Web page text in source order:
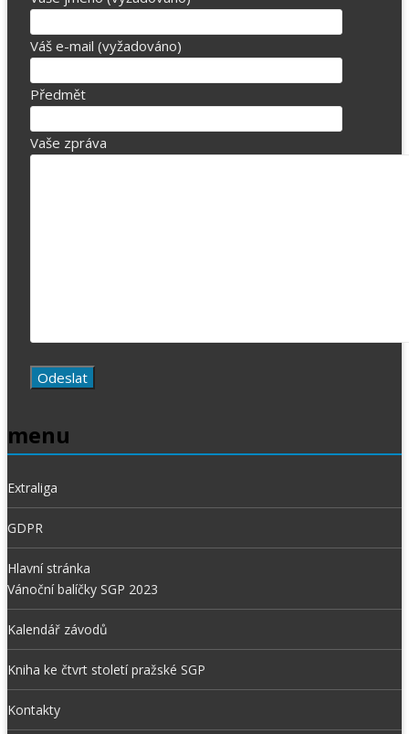
Váš e-mail (vyžadováno)
Předmět
Vaše zpráva
menu
Extraliga
GDPR
Hlavní stránka
Vánoční balíčky SGP 2023
Kalendář závodů
Kniha ke čtvrt století pražské SGP
Kontakty